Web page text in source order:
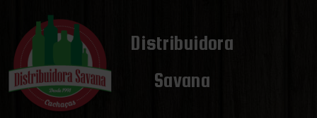
Distribuidora
Savana